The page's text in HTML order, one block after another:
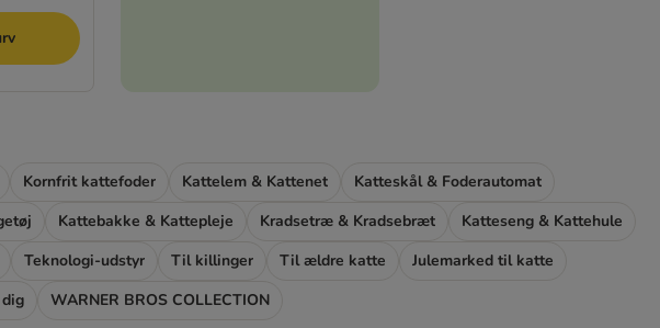
Kornfrit kattefoder Kattelem & Kattenet
Katteskål & Foderautomat
Kattebakke & Kattepleje Kradsetræ & Kradsebræt
Katteseng & Kattehule
Teknologi-udstyr Til killinger Til ældre katte
Julemarked til katte
WARNER BROS COLLECTION